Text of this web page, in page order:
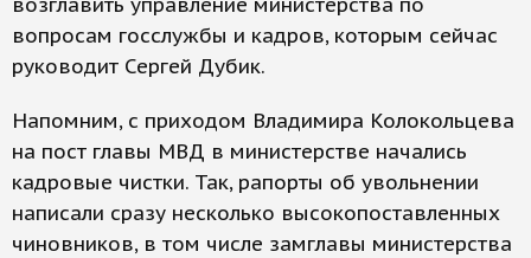
вопросам госслужбы и кадров, которым сейчас
руководит Сергей Дубик.
Напомним, с приходом Владимира Колокольцева
на пост главы МВД в министерстве начались
кадровые чистки. Так, рапорты об увольнении
написали сразу несколько высокопоставленных
чиновников, в том числе замглавы министерства